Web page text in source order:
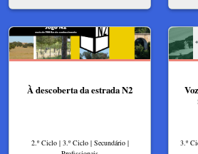
À descoberta da estrada N2
2.º Ciclo | 3.º Ciclo | Secundário |
3.º